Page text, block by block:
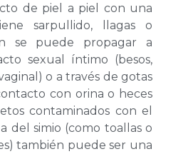
de piel a piel con una
sarpullido, llagas o
se puede propagar a
sexual íntimo (besos,
o a través de gotas
con orina o heces
contaminados con el
del simio (como toallas o
también puede ser una